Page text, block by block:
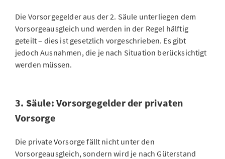
Die Vorsorgegelder aus der 2. Säule unterliegen dem
Vorsorgeausgleich und werden in der Regel hälftig
geteilt – dies ist gesetzlich vorgeschrieben. Es gibt
jedoch Ausnahmen, die je nach Situation berücksichtigt
werden müssen.
3. Säule: Vorsorgegelder der privaten
Vorsorge
Die private Vorsorge fällt nicht unter den
Vorsorgeausgleich, sondern wird je nach Güterstand